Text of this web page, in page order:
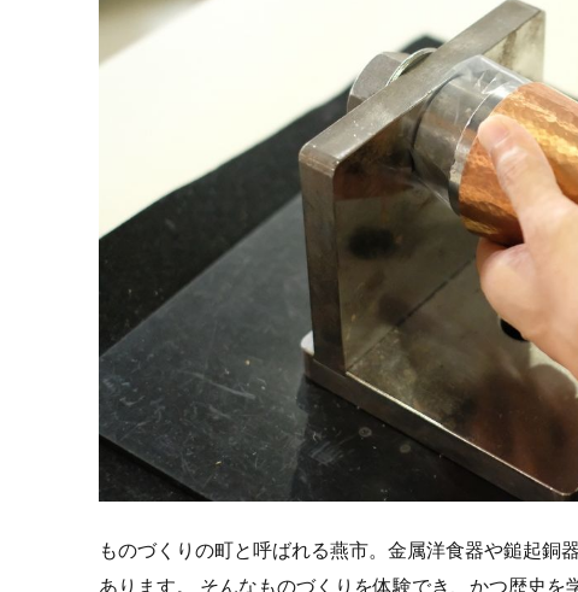
ものづくりの町と呼ばれる燕市。金属洋食器や鎚起
あります。 そんなものづくりを体験でき、かつ歴史